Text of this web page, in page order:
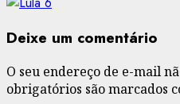
Deixe um comentário
O seu endereço de e-mail
obrigatórios são marcados